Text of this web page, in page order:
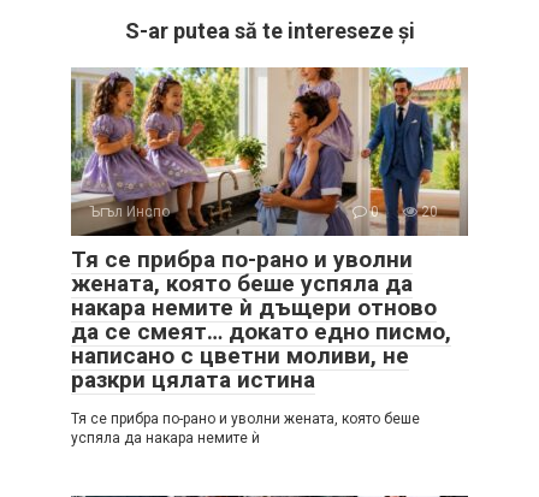
S-ar putea să te intereseze și
Ъгъл Инспо 0 20
Тя се прибра по-рано и уволни
жената, която беше успяла да
накара немите ѝ дъщери отново
да се смеят… докато едно писмо,
написано с цветни моливи, не
разкри цялата истина
Тя се прибра по-рано и уволни жената, която беше
успяла да накара немите ѝ